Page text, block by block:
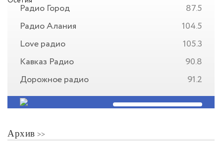
Радио Город
87.5
Радио Алания
104.5
Love радио
105.3
Кавказ Радио
90.8
Дорожное радио
91.2
Архив